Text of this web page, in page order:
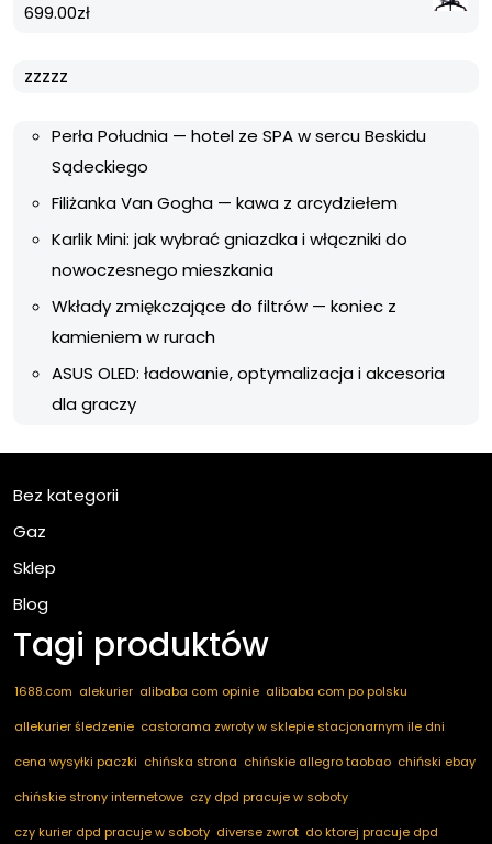
699.00zł
zzzzz
Perła Południa — hotel ze SPA w sercu Beskidu
Sądeckiego
Filiżanka Van Gogha — kawa z arcydziełem
Karlik Mini: jak wybrać gniazdka i włączniki do
nowoczesnego mieszkania
Wkłady zmiękczające do filtrów — koniec z
kamieniem w rurach
ASUS OLED: ładowanie, optymalizacja i akcesoria
dla graczy
Bez kategorii
Gaz
Sklep
Blog
Tagi produktów
1688.com alekurier alibaba com opinie alibaba com po polsku
allekurier śledzenie castorama zwroty w sklepie stacjonarnym ile dni
cena wysyłki paczki chińska strona chińskie allegro taobao chiński ebay
chińskie strony internetowe czy dpd pracuje w soboty
czy kurier dpd pracuje w soboty diverse zwrot do ktorej pracuje dpd